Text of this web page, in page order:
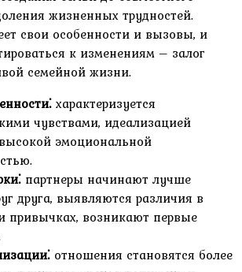
жизненных трудностей.
свои особенности и вызовы‚ и
к изменениям – залог
семейной жизни.
характеризуется
чувствами‚ идеализацией
эмоциональной
партнеры начинают лучше
друга‚ выявляются различия в
привычках‚ возникают первые
отношения становятся более